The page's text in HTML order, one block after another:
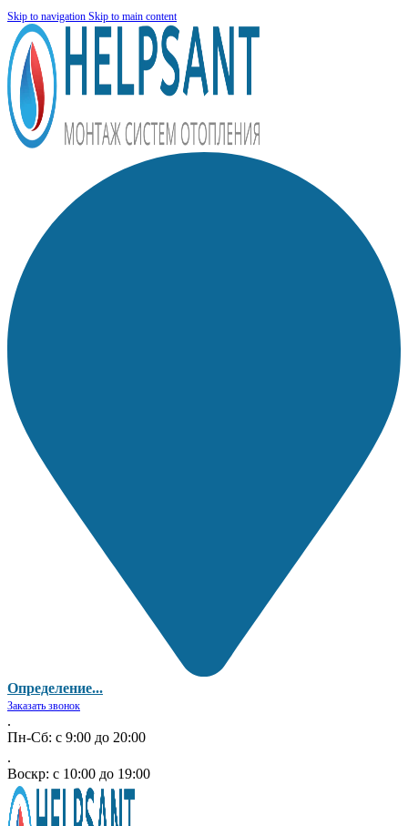
Skip to navigation Skip to main content
Определение...
Заказать звонок
.
Пн-Сб: с 9:00 до 20:00
.
Воскр: с 10:00 до 19:00